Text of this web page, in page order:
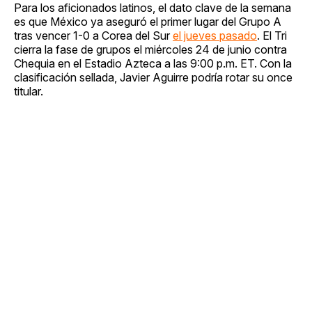
Para los aficionados latinos, el dato clave de la semana
es que México ya aseguró el primer lugar del Grupo A
tras vencer 1-0 a Corea del Surel jueves pasado. El Tri
cierra la fase de grupos el miércoles 24 de junio contra
Chequia en el Estadio Azteca a las 9:00 p.m. ET. Con la
clasificación sellada, Javier Aguirre podría rotar su once
titular.